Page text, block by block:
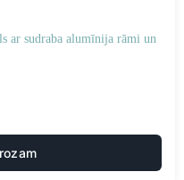
ar sudraba alumīnija rāmi un